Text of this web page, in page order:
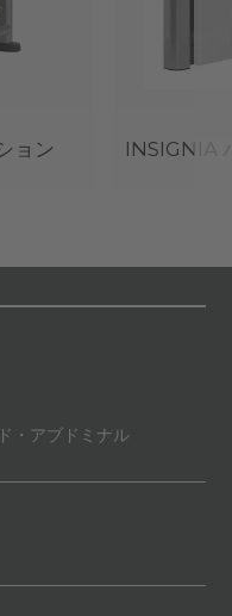
ョン INSIGNIA
・アブドミナル